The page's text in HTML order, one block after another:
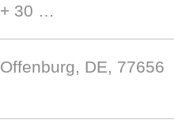
+ 30 …
Offenburg, DE, 77656